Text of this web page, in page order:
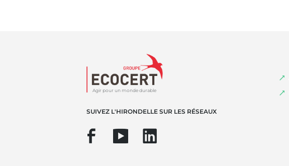
Agir pour un monde durable
SUIVEZ L'HIRONDELLE SUR LES RÉSEAUX